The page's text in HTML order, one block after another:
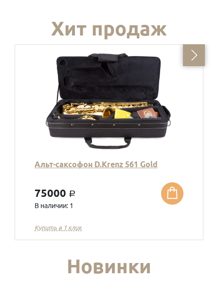
Хит продаж
Альт-саксофон D.Krenz 561 Gold
75000 a
В наличии: 1
Купить в 1 клик
Новинки